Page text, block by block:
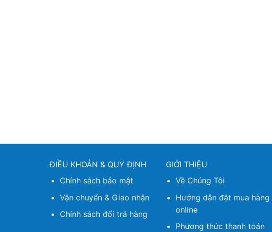
ĐIỀU KHOẢN & QUY ĐỊNH
Chính sách bảo mật
Vận chuyển & Giao nhận
Chính sách đổi trả hàng
GIỚI THIỆU
Về Chúng Tôi
Hướng dẫn đặt mua hàng
online
Phương thức thanh toán